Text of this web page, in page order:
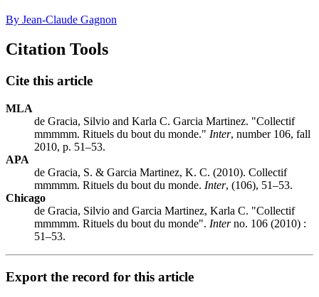
By Jean-Claude Gagnon
Citation Tools
Cite this article
MLA
de Gracia, Silvio and Karla C. Garcia Martinez. "Collectif
mmmmm. Rituels du bout du monde." Inter, number 106, fall
2010, p. 51–53.
APA
de Gracia, S. & Garcia Martinez, K. C. (2010). Collectif
mmmmm. Rituels du bout du monde. Inter, (106), 51–53.
Chicago
de Gracia, Silvio and Garcia Martinez, Karla C. "Collectif
mmmmm. Rituels du bout du monde". Interno. 106 (2010) :
51–53.
Export the record for this article